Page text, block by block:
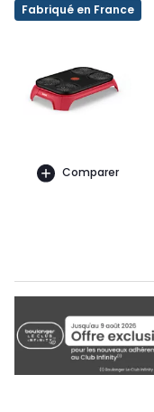
Fabriqué en France
Comparer